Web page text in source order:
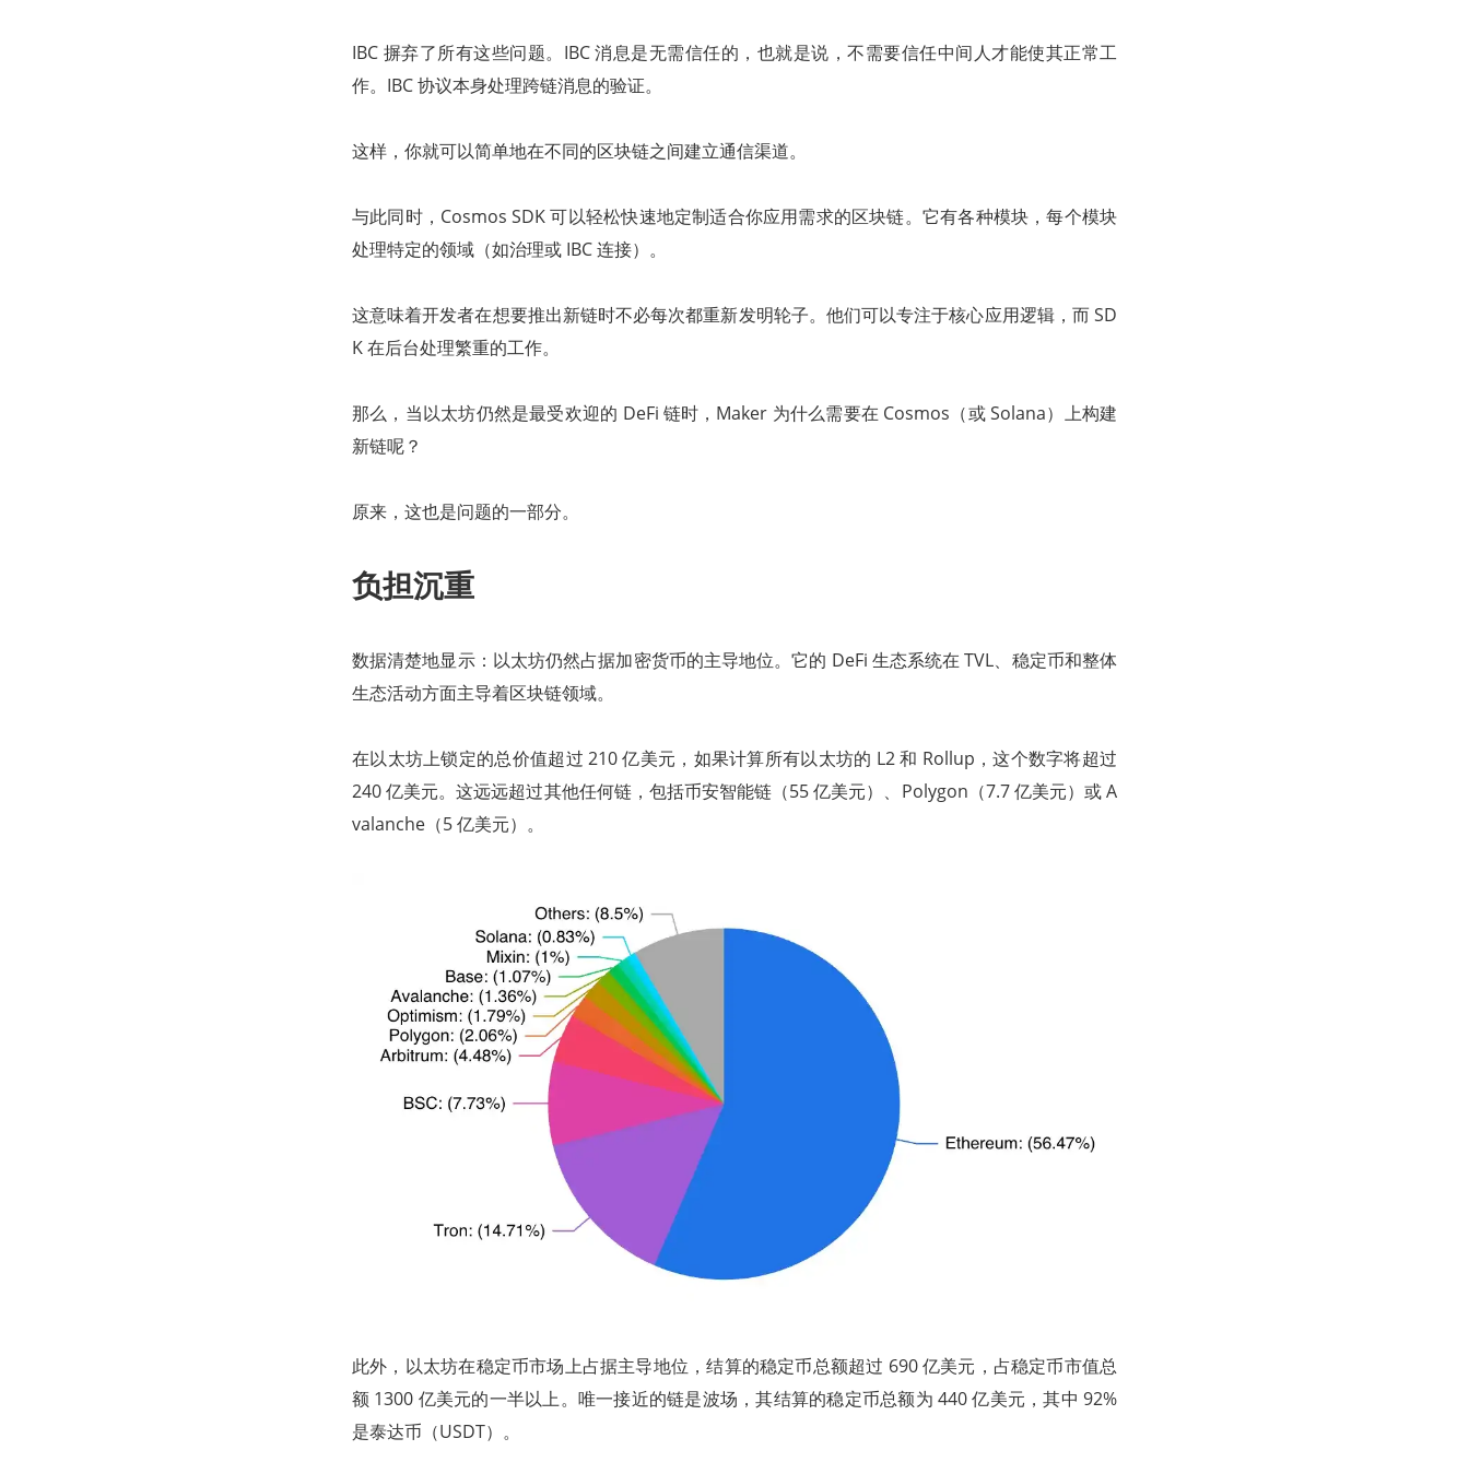
IBC 摒弃了所有这些问题。IBC 消息是无需信任的，也就是说，不需要信任中间人才能使其正常工
作。IBC 协议本身处理跨链消息的验证。
这样，你就可以简单地在不同的区块链之间建立通信渠道。
与此同时，Cosmos SDK 可以轻松快速地定制适合你应用需求的区块链。它有各种模块，每个模块
处理特定的领域（如治理或 IBC 连接）。
这意味着开发者在想要推出新链时不必每次都重新发明轮子。他们可以专注于核心应用逻辑，而 SD
K 在后台处理繁重的工作。
那么，当以太坊仍然是最受欢迎的 DeFi 链时，Maker 为什么需要在 Cosmos（或 Solana）上构建
新链呢？
原来，这也是问题的一部分。
负担沉重
数据清楚地显示：以太坊仍然占据加密货币的主导地位。它的 DeFi 生态系统在 TVL、稳定币和整体
生态活动方面主导着区块链领域。
在以太坊上锁定的总价值超过 210 亿美元，如果计算所有以太坊的 L2 和 Rollup，这个数字将超过
240 亿美元。这远远超过其他任何链，包括币安智能链（55 亿美元）、Polygon（7.7 亿美元）或 A
valanche（5 亿美元）。
此外，以太坊在稳定币市场上占据主导地位，结算的稳定币总额超过 690 亿美元，占稳定币市值总
额 1300 亿美元的一半以上。唯一接近的链是波场，其结算的稳定币总额为 440 亿美元，其中 92%
是泰达币（USDT）。